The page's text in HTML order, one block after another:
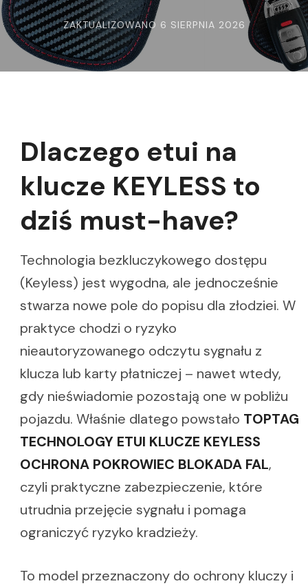
ZAKTUALIZOWANO 6 SIERPNIA 2026
Dlaczego etui na
klucze KEYLESS to
dziś must-have?
Technologia bezkluczykowego dostępu
(Keyless) jest wygodna, ale jednocześnie
stwarza nowe pole do popisu dla złodziei. W
praktyce chodzi o ryzyko
nieautoryzowanego odczytu sygnału z
klucza lub karty płatniczej – nawet wtedy,
gdy nieświadomie pozostają one w pobliżu
pojazdu. Właśnie dlatego powstało TOPTAG
TECHNOLOGY ETUI KLUCZE KEYLESS
OCHRONA POKROWIEC BLOKADA FAL,
czyli praktyczne zabezpieczenie, które
utrudnia przejęcie sygnału i pomaga
ograniczyć ryzyko kradzieży.
To model przeznaczony do ochrony kluczy i